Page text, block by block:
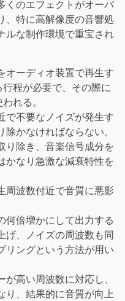
くのエフェクトがオーバ
、特に高解像度の音響処
ルな制作環境で重宝され
オーディオ装置で再生す
程が必要で、その際に
れる。
で不要なノイズが発生す
かなければならない。
り除き、音楽信号成分を
かなり急激な減衰特性を
周波数付近で音質に悪影
何倍増かにして出力する
げ、ノイズの周波数も同
リングという方法が用い
高い周波数に対応し、
り、結果的に音質が向上